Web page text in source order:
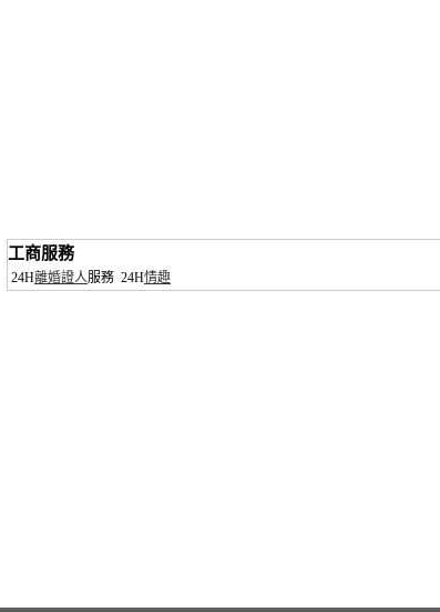
工商服務
24H離婚證人服務 24H情趣